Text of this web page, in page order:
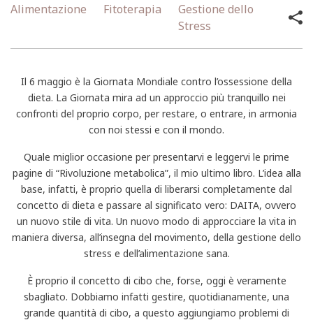
Alimentazione Fitoterapia
Gestione dello
Stress
Il 6 maggio è la Giornata Mondiale contro l’ossessione della
dieta. La Giornata mira ad un approccio più tranquillo nei
confronti del proprio corpo, per restare, o entrare, in armonia
con noi stessi e con il mondo.
Quale miglior occasione per presentarvi e leggervi le prime
pagine di “Rivoluzione metabolica”, il mio ultimo libro. L’idea alla
base, infatti, è proprio quella di liberarsi completamente dal
concetto di dieta e passare al significato vero: DAITA, ovvero
un nuovo stile di vita. Un nuovo modo di approcciare la vita in
maniera diversa, all’insegna del movimento, della gestione dello
stress e dell’alimentazione sana.
È proprio il concetto di cibo che, forse, oggi è veramente
sbagliato. Dobbiamo infatti gestire, quotidianamente, una
grande quantità di cibo, a questo aggiungiamo problemi di